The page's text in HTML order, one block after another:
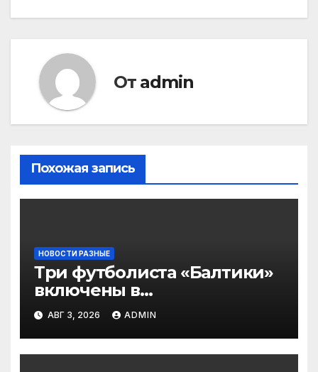
От admin
Похожая запись
НОВОСТИ РАЗНЫЕ
Три футболиста «Балтики»
включены в
символическую сборную
2‑го тура РПЛ по версии
подписчиков МАТЧ
ПРЕМЬЕР
АВГ 3, 2026 ADMIN